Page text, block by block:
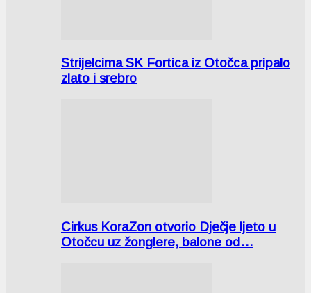
Strijelcima SK Fortica iz Otočca pripalo
zlato i srebro
Cirkus KoraZon otvorio Dječje ljeto u
Otočcu uz žonglere, balone od…